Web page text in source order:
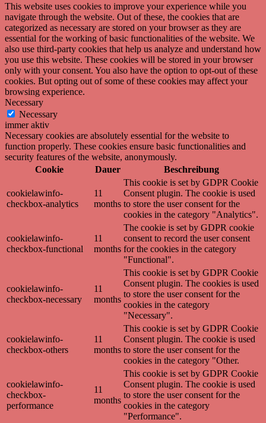
This website uses cookies to improve your experience while you
navigate through the website. Out of these, the cookies that are
categorized as necessary are stored on your browser as they are
essential for the working of basic functionalities of the website. We
also use third-party cookies that help us analyze and understand how
you use this website. These cookies will be stored in your browser
only with your consent. You also have the option to opt-out of these
cookies. But opting out of some of these cookies may affect your
browsing experience.
Necessary
Necessary
immer aktiv
Necessary cookies are absolutely essential for the website to
function properly. These cookies ensure basic functionalities and
security features of the website, anonymously.
Cookie
Dauer Beschreibung
cookielawinfo-
checkbox-analytics
11
months
This cookie is set by GDPR Cookie
Consent plugin. The cookie is used
to store the user consent for the
cookies in the category "Analytics".
cookielawinfo-
checkbox-functional
11
months
The cookie is set by GDPR cookie
consent to record the user consent
for the cookies in the category
"Functional".
cookielawinfo-
checkbox-necessary
11
months
This cookie is set by GDPR Cookie
Consent plugin. The cookies is used
to store the user consent for the
cookies in the category
"Necessary".
cookielawinfo-
checkbox-others
11
months
This cookie is set by GDPR Cookie
Consent plugin. The cookie is used
to store the user consent for the
cookies in the category "Other.
cookielawinfo-
checkbox-
performance
11
months
This cookie is set by GDPR Cookie
Consent plugin. The cookie is used
to store the user consent for the
cookies in the category
"Performance".